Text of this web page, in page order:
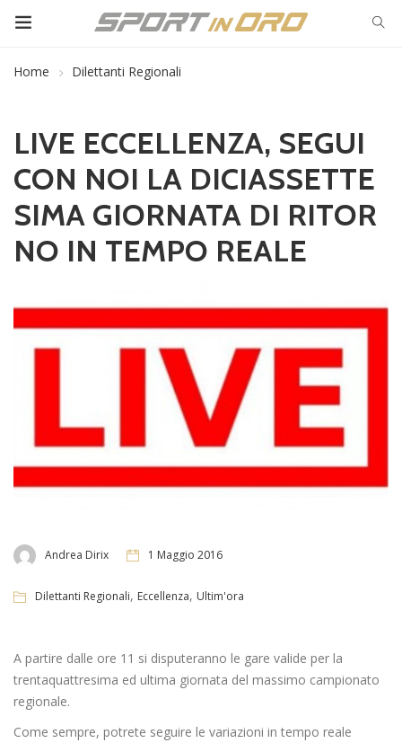
Home Dilettanti Regionali
LIVE ECCELLENZA, SEGUI
CON NOI LA DICIASSETTE
SIMA GIORNATA DI RITOR
NO IN TEMPO REALE
Andrea Dirix 1 Maggio 2016
Dilettanti Regionali, Eccellenza, Ultim'ora
A partire dalle ore 11 si disputeranno le gare valide per la
trentaquattresima ed ultima giornata del massimo campionato
regionale.
Come sempre, potrete seguire le variazioni in tempo reale